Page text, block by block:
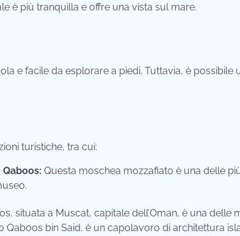
è più tranquilla e offre una vista sul mare.
e facile da esplorare a piedi. Tuttavia, è possibile
turistiche, tra cui:
Questa moschea mozzafiato è una delle
situata a Muscat, capitale dell’Oman, è una
bin Said, è un capolavoro di architettura